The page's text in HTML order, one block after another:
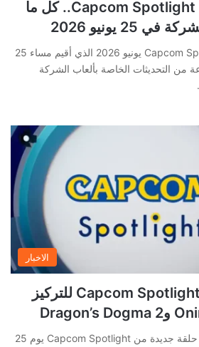
ملخص حدث Capcom Spotlight.. كل ما
25 يونيو 2026
شهد حدث Capcom Spotlight يونيو 2026 الذي أقيم مساء 25
مجموعة من التحديثات الخاصة بألعاب الشركة
الاخبار
رسميًا حلقة Capcom Spotlight للتركيز
أعلنت كابكوم عن حلقة جديدة من Capcom Spotlight يوم 25